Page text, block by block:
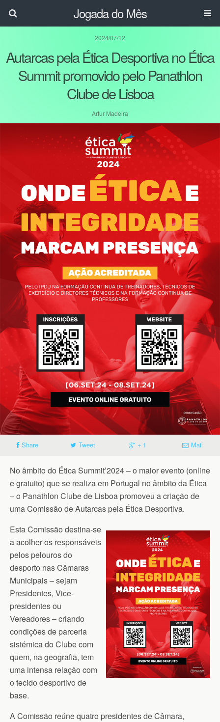
Jogada do Mês
2024/07/12
Autarcas pela Ética Desportiva no Ética
Summit promovido pelo Panathlon
Clube de Lisboa
Artur Madeira
Share Tweet + 1 Mail
No âmbito do Ética Summit’2024 – o maior evento (online
e gratuito) que se realiza em Portugal no âmbito da Ética
– o Panathlon Clube de Lisboa promoveu a criação de
uma Comissão de Autarcas pela Ética Desportiva.
Esta Comissão destina-se
a acolher os responsáveis
pelos pelouros do
desporto nas Câmaras
Municipais – sejam
Presidentes, Vice-
presidentes ou
Vereadores – criando
condições de parceria
sistémica do Clube com
quem, na geografia, tem
uma intensa relação com
o tecido desportivo de
base.
A Comissão reúne quatro presidentes de Câmara,